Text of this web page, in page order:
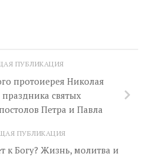
ПУБЛИКАЦИЯ
протоиерея Николая
святых
Петра и Павла
ПУБЛИКАЦИЯ
к Богу? Жизнь, молитва и